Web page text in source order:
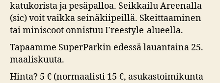
katukorista ja pesäpalloa. Seikkailu Areenalla
(sic) voit vaikka seinäkiipeillä. Skeittaaminen
tai miniscoot onnistuu Freestyle-alueella.
Tapaamme SuperParkin edessä lauantaina 25.
maaliskuuta.
Hinta? 5 € (normaalisti 15 €, asukastoimikunta